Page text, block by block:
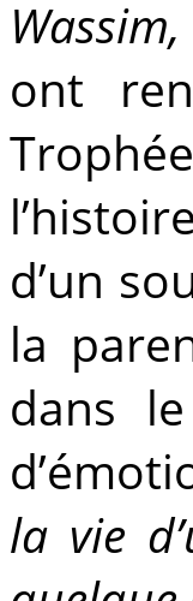
ont
d’un
la
dans
la vie